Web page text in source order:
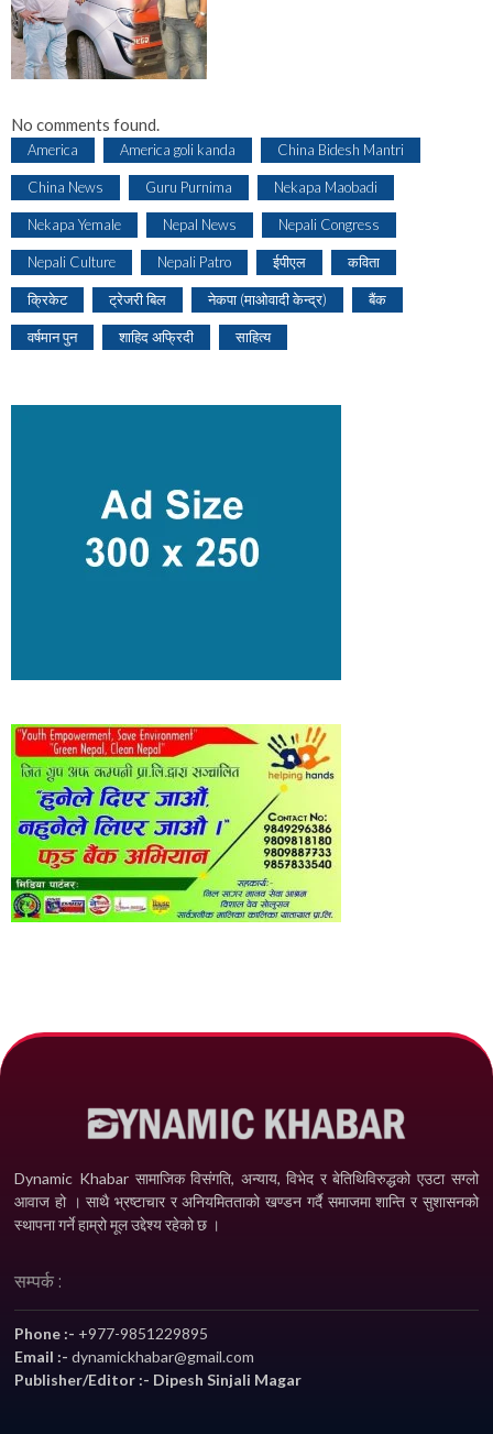
No comments found.
America America goli kanda China Bidesh Mantri
China News Guru Purnima Nekapa Maobadi
Nekapa Yemale Nepal News Nepali Congress
Nepali Culture Nepali Patro ईपीएल कविता
क्रिकेट ट्रेजरी बिल नेकपा (माओवादी केन्द्र) बैंक
वर्षमान पुन शाहिद अफ्रिदी साहित्य
Dynamic Khabar सामाजिक विसंगति, अन्याय, विभेद­ र बेतिथिविरुद्धको एउटा सग्लो
आवाज हो । साथै भ्रष्टाचार र अनियमितताको खण्डन गर्दै समाजमा शान्ति र सुशासनको
स्थापना गर्ने हाम्रो मूल उद्देश्य रहेको छ ।
सम्पर्क :
Phone :- +977-9851229895
Email :-dynamickhabar@gmail.com
Publisher/Editor :- Dipesh Sinjali Magar